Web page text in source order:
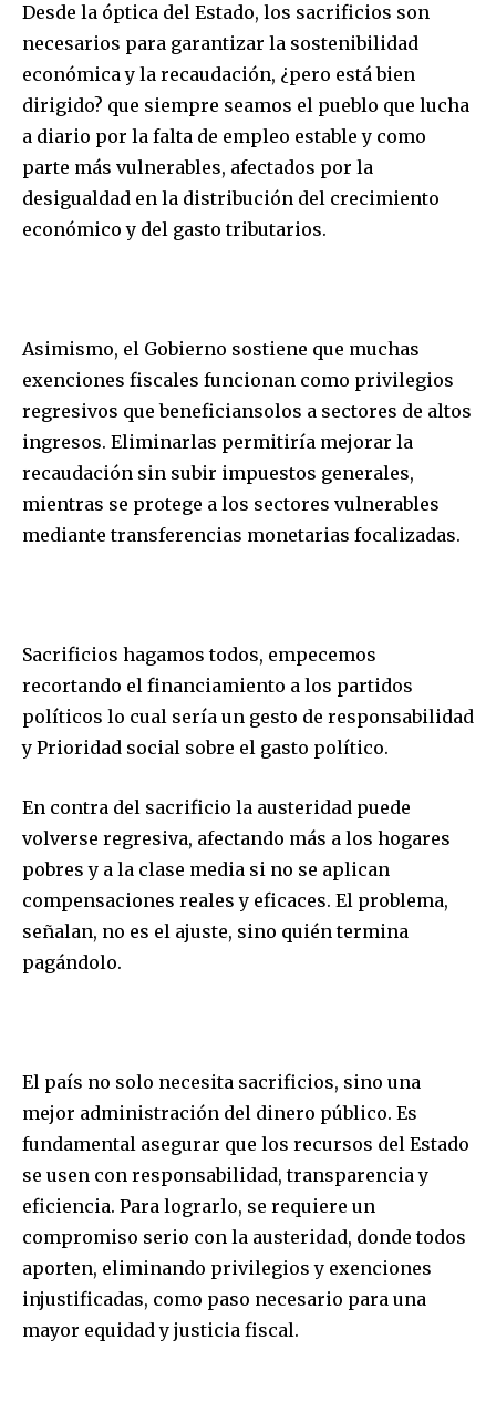
Desde la óptica del Estado, los sacrificios son
necesarios para garantizar la sostenibilidad
económica y la recaudación, ¿pero está bien
dirigido? que siempre seamos el pueblo que lucha
a diario por la falta de empleo estable y como
parte más vulnerables, afectados por la
desigualdad en la distribución del crecimiento
económico y del gasto tributarios.
Asimismo, el Gobierno sostiene que muchas
exenciones fiscales funcionan como privilegios
regresivos que beneficiansolos a sectores de altos
ingresos. Eliminarlas permitiría mejorar la
recaudación sin subir impuestos generales,
mientras se protege a los sectores vulnerables
mediante transferencias monetarias focalizadas.
Sacrificios hagamos todos, empecemos
recortando el financiamiento a los partidos
políticos lo cual sería un gesto de responsabilidad
y Prioridad social sobre el gasto político.
En contra del sacrificio la austeridad puede
volverse regresiva, afectando más a los hogares
pobres y a la clase media si no se aplican
compensaciones reales y eficaces. El problema,
señalan, no es el ajuste, sino quién termina
pagándolo.
El país no solo necesita sacrificios, sino una
mejor administración del dinero público. Es
fundamental asegurar que los recursos del Estado
se usen con responsabilidad, transparencia y
eficiencia. Para lograrlo, se requiere un
compromiso serio con la austeridad, donde todos
aporten, eliminando privilegios y exenciones
injustificadas, como paso necesario para una
mayor equidad y justicia fiscal.